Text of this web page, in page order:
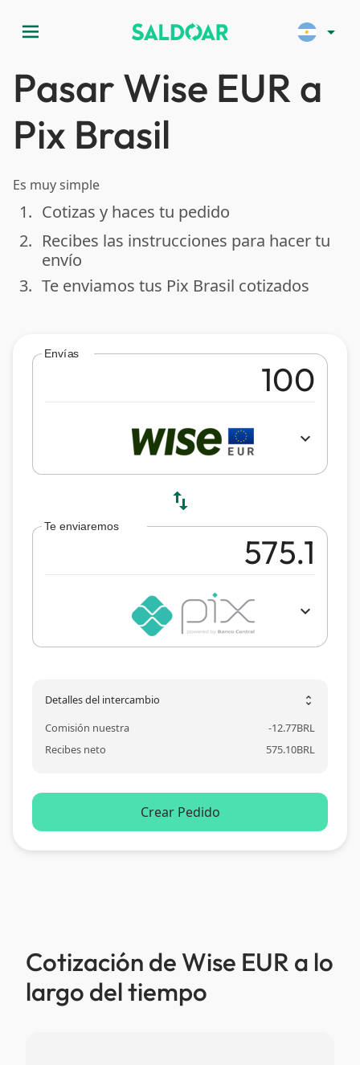
menu arrow_drop_down
Pasar Wise EUR a
Pix Brasil
Es muy simple
done
1. Cotizas y haces tu pedido
done
2. Recibes las instrucciones para hacer tu
envío
done
3. Te enviamos tus Pix Brasil cotizados
Envías
expand_more
swap_vert
Te enviaremos
expand_more
Detalles del intercambio unfold_more
Comisión nuestra -12.77BRL
Recibes neto
575.10BRL
Crear Pedido
Cotización de Wise EUR a lo
largo del tiempo